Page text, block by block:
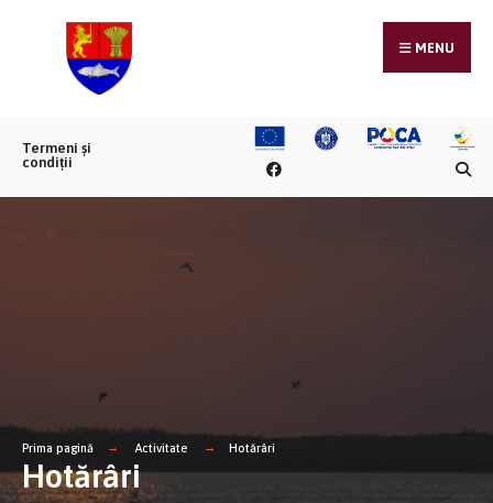
MENU
Termeni și
condiții
Prima pagină Activitate Hotărâri
Hotărâri